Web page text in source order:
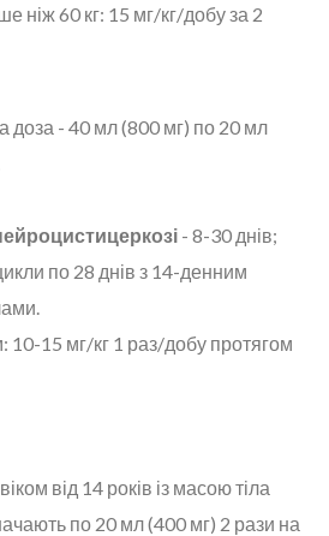
ніж 60 кг: 15 мг/кг/добу за 2
доза - 40 мл (800 мг) по 20 мл
- 8-30 днів;
по 28 днів з 14-денним
10-15 мг/кг 1 раз/добу протягом
від 14 років із масою тіла
по 20 мл (400 мг) 2 рази на